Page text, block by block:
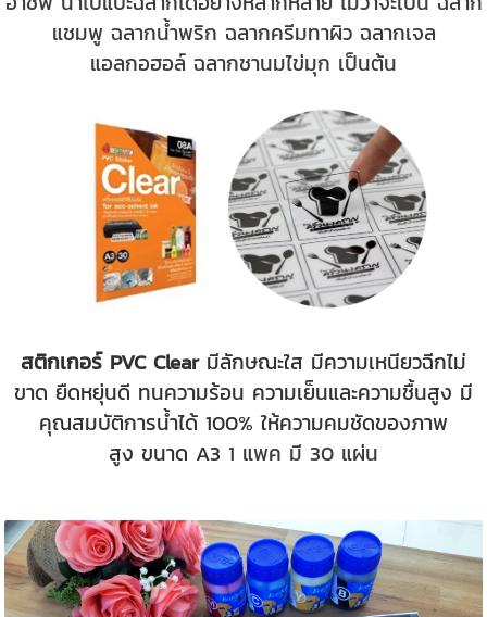
แชมพู ฉลากน้ำพริก ฉลากครีมทาผิว ฉลากเจล
แอลกอฮอล์ ฉลากชานมไข่มุก เป็นต้น
สติกเกอร์ PVC Clearมีลักษณะใส มีความเหนียวฉีกไม่
ขาด ยืดหยุ่นดี ทนความร้อน ความเย็นและความชื้นสูง มี
คุณสมบัติการน้ำได้ 100% ให้ความคมชัดของภาพ
สูง ขนาด A3 1 แพค มี 30 แผ่น